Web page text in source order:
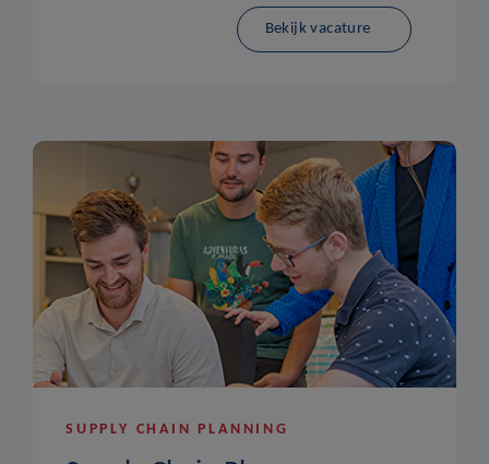
Bekijk vacature
SUPPLY CHAIN PLANNING